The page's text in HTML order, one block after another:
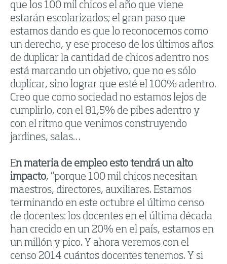
que los 100 mil chicos el año que viene
estarán escolarizados; el gran paso que
estamos dando es que lo reconocemos como
un derecho, y ese proceso de los últimos años
de duplicar la cantidad de chicos adentro nos
está marcando un objetivo, que no es sólo
duplicar, sino lograr que esté el 100% adentro.
Creo que como sociedad no estamos lejos de
cumplirlo, con el 81,5% de pibes adentro y
con el ritmo que venimos construyendo
jardines, salas…
En materia de empleo esto tendrá un alto
impacto, “porque 100 mil chicos necesitan
maestros, directores, auxiliares. Estamos
terminando en este octubre el último censo
de docentes: los docentes en el última década
han crecido en un 20% en el país, estamos en
un millón y pico. Y ahora veremos con el
censo 2014 cuántos docentes tenemos. Y si